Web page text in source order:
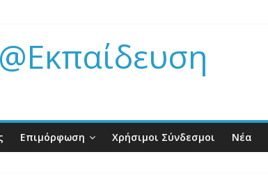
Επιμόρφωση Χρήσιμοι Σύνδεσμοι Νέα